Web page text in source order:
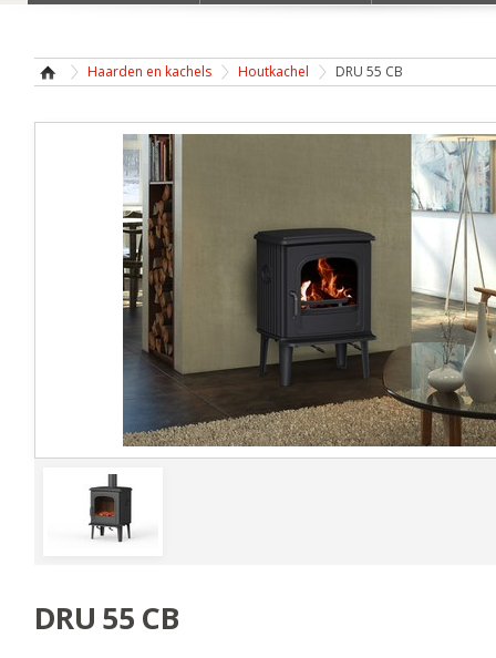
Haarden en kachels Houtkachel DRU 55 CB
DRU 55 CB